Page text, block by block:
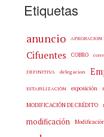
Etiquetas
anuncio
Cifuentes COBRO
DEFINITIVA delegacion
ESTABILIZACIÓN exposición
MODIFICACIÓN DE CRÉDITO
modificación